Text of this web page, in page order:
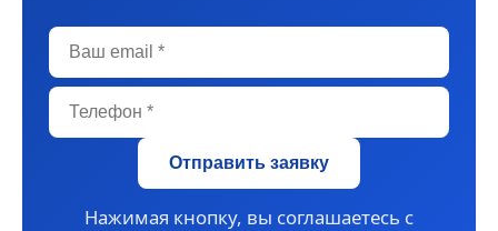
Отправить заявку
Нажимая кнопку, вы соглашаетесь с